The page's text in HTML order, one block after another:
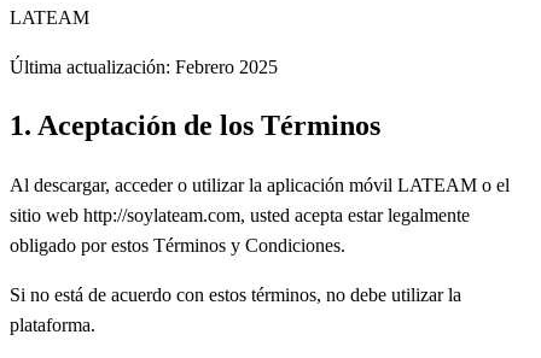
LATEAM
Última actualización: Febrero 2025
1. Aceptación de los Términos
Al descargar, acceder o utilizar la aplicación móvil LATEAM o el
sitio web http://soylateam.com, usted acepta estar legalmente
obligado por estos Términos y Condiciones.
Si no está de acuerdo con estos términos, no debe utilizar la
plataforma.